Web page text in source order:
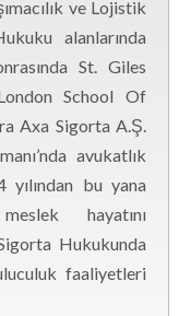
ve Lojistik
alanlarında
St. Giles
School Of
Axa Sigorta A.Ş.
avukatlık
yılından bu yana
hayatını
Hukukunda
faaliyetleri